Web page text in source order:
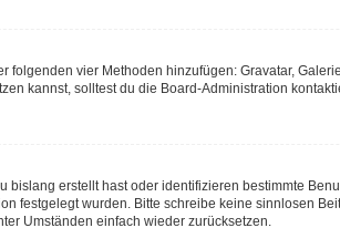
folgenden vier Methoden hinzufügen: Gravatar,
kannst, solltest du die Board-Administration
erstellt hast oder identifizieren bestimmte
festgelegt wurden. Bitte schreibe keine sinnlosen
Umständen einfach wieder zurücksetzen.